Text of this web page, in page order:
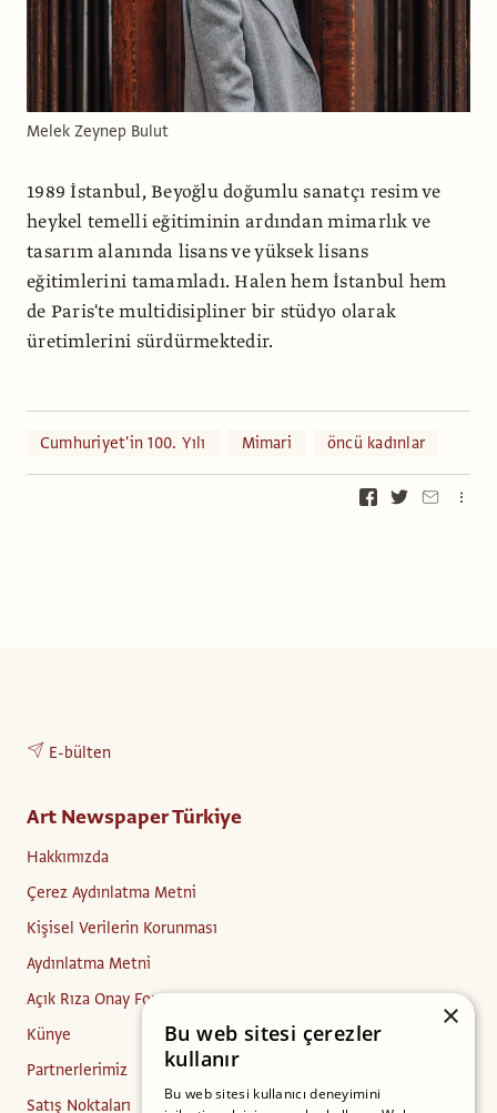
Melek Zeynep Bulut
1989 İstanbul, Beyoğlu doğumlu sanatçı resim ve
heykel temelli eğitiminin ardından mimarlık ve
tasarım alanında lisans ve yüksek lisans
eğitimlerini tamamladı. Halen hem İstanbul hem
de Paris'te multidisipliner bir stüdyo olarak
üretimlerini sürdürmektedir.
Cumhuriyet'in 100. Yılı Mimari öncü kadınlar
E-bülten
Art Newspaper Türkiye
Hakkımızda
Çerez Aydınlatma Metni
Kişisel Verilerin Korunması
Aydınlatma Metni
Açık Rıza Onay Formu
Künye
Partnerlerimiz
Satış Noktaları
×
Bu web sitesi çerezler
kullanır
Bu web sitesi kullanıcı deneyimini